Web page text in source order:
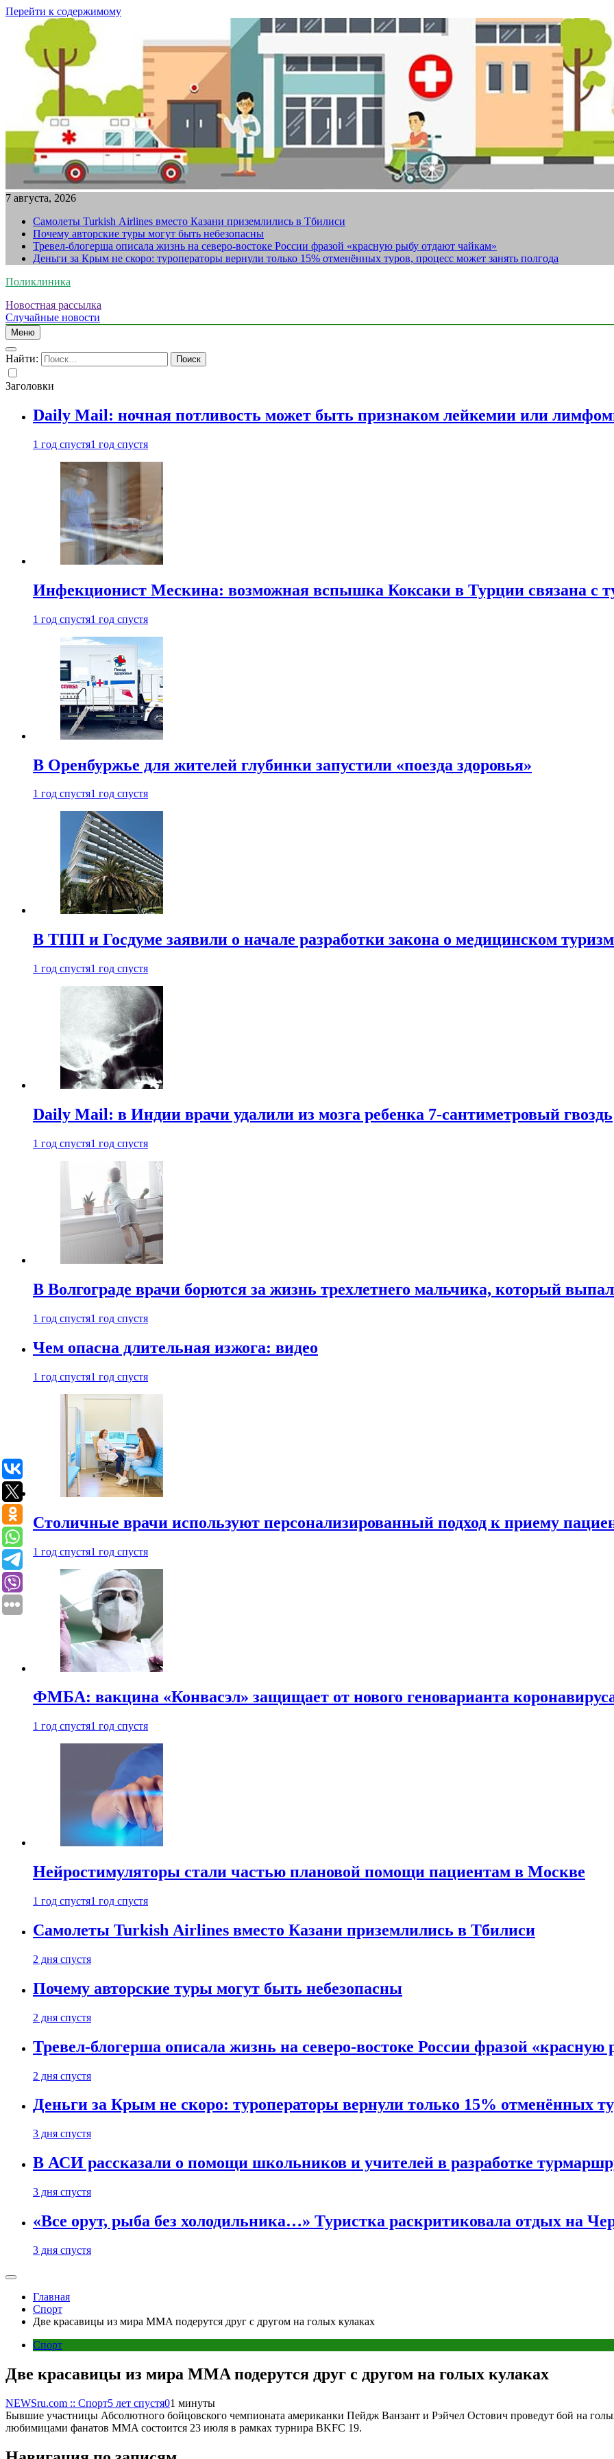
Перейти к содержимому
7 августа, 2026
Самолеты Turkish Airlines вместо Казани приземлились в Тбилиси
Почему авторские туры могут быть небезопасны
Тревел-блогерша описала жизнь на северо-востоке России фразой «красную рыбу отдают чайкам»
Деньги за Крым не скоро: туроператоры вернули только 15% отменённых туров, процесс может занять полгода
Поликлиника
Новостная рассылка
Случайные новости
Меню
Найти:
Заголовки
Daily Mail: ночная потливость может быть признаком лейкемии или
1 год спустя1 год спустя
Инфекционист Мескина: возможная вспышка Коксаки в Турции связана с
1 год спустя1 год спустя
В Оренбуржье для жителей глубинки запустили «поезда здоровья»
1 год спустя1 год спустя
В ТПП и Госдуме заявили о начале разработки закона о медицинском
1 год спустя1 год спустя
Daily Mail: в Индии врачи удалили из мозга ребенка 7-сантиметровый гвоздь
1 год спустя1 год спустя
В Волгограде врачи борются за жизнь трехлетнего мальчика, который
1 год спустя1 год спустя
Чем опасна длительная изжога: видео
1 год спустя1 год спустя
Столичные врачи используют персонализированный подход к приему
1 год спустя1 год спустя
ФМБА: вакцина «Конвасэл» защищает от нового геноварианта
1 год спустя1 год спустя
Нейростимуляторы стали частью плановой помощи пациентам в Москве
1 год спустя1 год спустя
Самолеты Turkish Airlines вместо Казани приземлились в Тбилиси
2 дня спустя
Почему авторские туры могут быть небезопасны
2 дня спустя
Тревел-блогерша описала жизнь на северо-востоке России фразой
2 дня спустя
Деньги за Крым не скоро: туроператоры вернули только 15% отменённых
3 дня спустя
В АСИ рассказали о помощи школьников и учителей в разработке
3 дня спустя
«Все орут, рыба без холодильника…» Туристка раскритиковала отдых на
3 дня спустя
Главная
Спорт
Две красавицы из мира MMA подерутся друг с другом на голых кулаках
Спорт
Две красавицы из мира MMA подерутся друг с другом на голых кулаках
NEWSru.com :: Спорт5 лет спустя01 минуты
Бывшие участницы Абсолютного бойцовского чемпионата американки Пейдж Ванзант и Рэйчел Остович проведут бой на
любимицами фанатов MMA состоится 23 июля в рамках турнира BKFC 19.